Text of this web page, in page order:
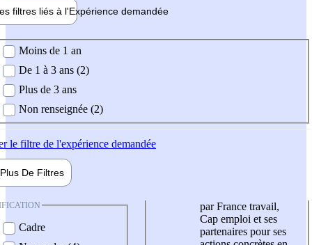
filtres liés à l'Expérience demandée
demandée
Moins de 1 an
De 1 à 3 ans (2)
Plus de 3 ans
Non renseignée (2)
le filtre de l'expérience demandée
Plus De Filtres
Cadre
par France travail,
Cap emploi et ses
partenaires pour ses